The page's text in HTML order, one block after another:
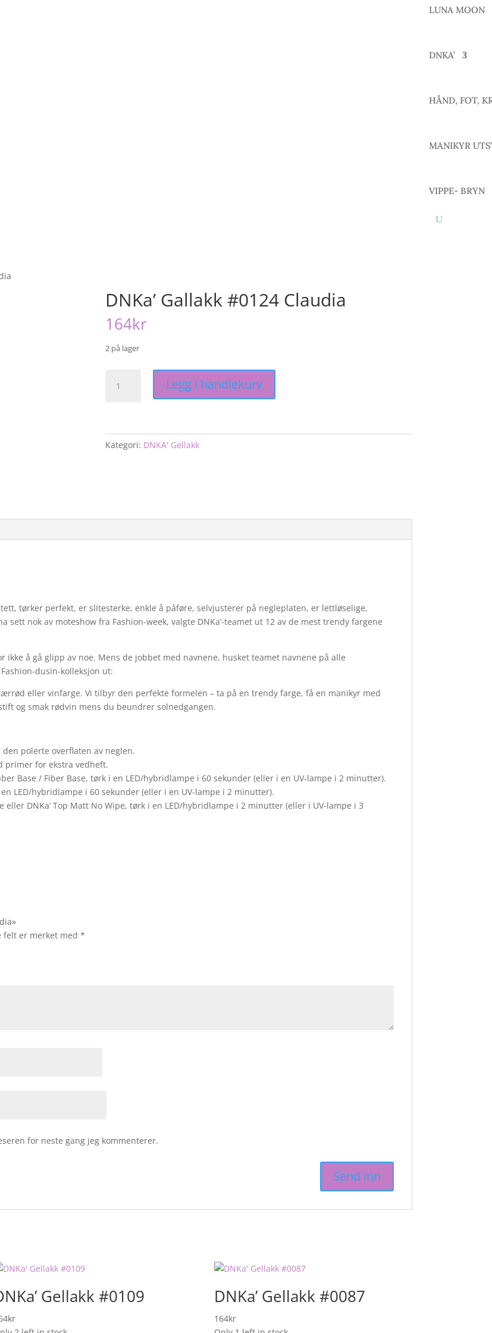
LUNA MOON
DNKA’
HÅND, FOT,
MANIKYR
VIPPE- BRYN
DNKa’ Gallakk #0124 Claudia
164kr
2 på lager
Gallakk
Legg i handlekurv
Kategori: DNKA' Gellakk
tett, tørker perfekt, er slitesterke, enkle å påføre, selvjusterer på negleplaten, er lettløselige,
nok av moteshow fra Fashion-week, valgte DNKa’-teamet ut 12 av de mest trendy fargene
ikke å gå glipp av noe. Mens de jobbet med navnene, husket teamet navnene på alle
dusin-kolleksjon ut:
eller vinfarge. Vi tilbyr den perfekte formelen – ta på en trendy farge, få en manikyr med
og smak rødvin mens du beundrer solnedgangen.
polerte overflaten av neglen.
primer for ekstra vedheft.
Base / Fiber Base, tørk i en LED/hybridlampe i 60 sekunder (eller i en UV-lampe i 2 minutter).
LED/hybridlampe i 60 sekunder (eller i en UV-lampe i 2 minutter).
eller DNKa’ Top Matt No Wipe, tørk i en LED/hybridlampe i 2 minutter (eller i UV-lampe i 3
felt er merket med*
for neste gang jeg kommenterer.
Gellakk #0109
kr
DNKa’ Gellakk #0087
164kr